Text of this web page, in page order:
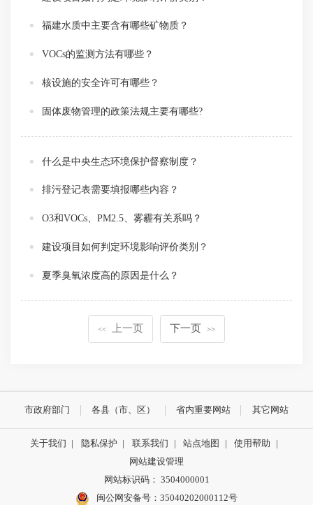
福建水质中主要含有哪些矿物质？
VOCs的监测方法有哪些？
核设施的安全许可有哪些？
固体废物管理的政策法规主要有哪些?
什么是中央生态环境保护督察制度？
排污登记表需要填报哪些内容？
O3和VOCs、PM2.5、雾霾有关系吗？
建设项目如何判定环境影响评价类别？
夏季臭氧浓度高的原因是什么？
<< 上一页 下一页 >>
市政府部门 各县（市、区） 省内重要网站 其它网站
关于我们 | 隐私保护 | 联系我们 | 站点地图 | 使用帮助
|
网站建设管理
网站标识码： 3504000001
闽公网安备号：35040202000112号